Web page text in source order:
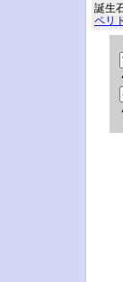
誕
ペリ